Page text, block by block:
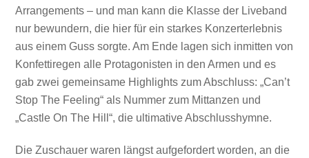
Arrangements – und man kann die Klasse der Liveband
nur bewundern, die hier für ein starkes Konzerterlebnis
aus einem Guss sorgte. Am Ende lagen sich inmitten von
Konfettiregen alle Protagonisten in den Armen und es
gab zwei gemeinsame Highlights zum Abschluss: „Can’t
Stop The Feeling“ als Nummer zum Mittanzen und
„Castle On The Hill“, die ultimative Abschlusshymne.
Die Zuschauer waren längst aufgefordert worden, an die